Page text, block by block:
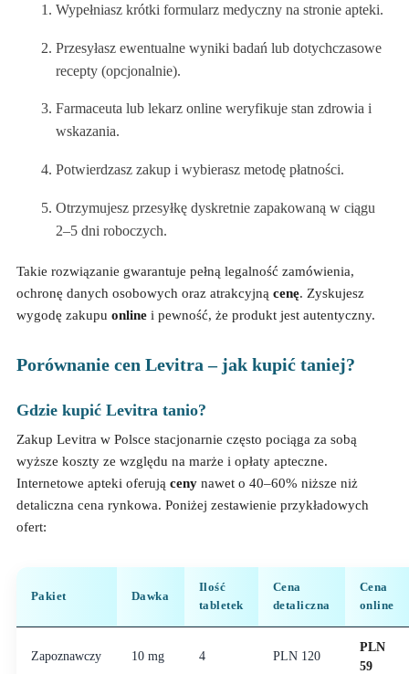
Wypełniasz krótki formularz medyczny na stronie apteki.
Przesyłasz ewentualne wyniki badań lub dotychczasowe
recepty (opcjonalnie).
Farmaceuta lub lekarz online weryfikuje stan zdrowia i
wskazania.
Potwierdzasz zakup i wybierasz metodę płatności.
Otrzymujesz przesyłkę dyskretnie zapakowaną w ciągu
2–5 dni roboczych.
Takie rozwiązanie gwarantuje pełną legalność zamówienia,
ochronę danych osobowych oraz atrakcyjną cenę. Zyskujesz
wygodę zakupu onlinei pewność, że produkt jest autentyczny.
Porównanie cen Levitra – jak kupić taniej?
Gdzie kupić Levitra tanio?
Zakup Levitra w Polsce stacjonarnie często pociąga za sobą
wyższe koszty ze względu na marże i opłaty apteczne.
Internetowe apteki oferują cenynawet o 40–60% niższe niż
detaliczna cena rynkowa. Poniżej zestawienie przykładowych
ofert:
Pakiet Dawka
Ilość
tabletek
Cena
detaliczna
Cena
online
Zapoznawczy 10 mg 4 PLN 120
PLN
59